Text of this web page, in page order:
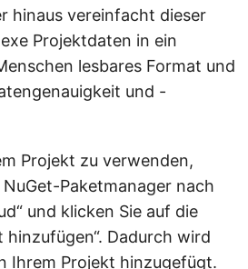
hinaus vereinfacht dieser
Projektdaten in ein
lesbares Format und
und -
Projekt zu verwenden,
Paketmanager nach
und klicken Sie auf die
hinzufügen“. Dadurch wird
Ihrem Projekt hinzugefügt.